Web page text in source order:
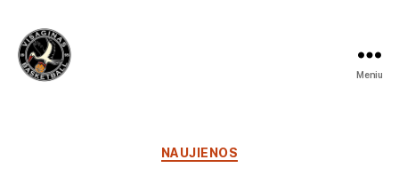
Meniu
Kategorijos
NAUJIENOS